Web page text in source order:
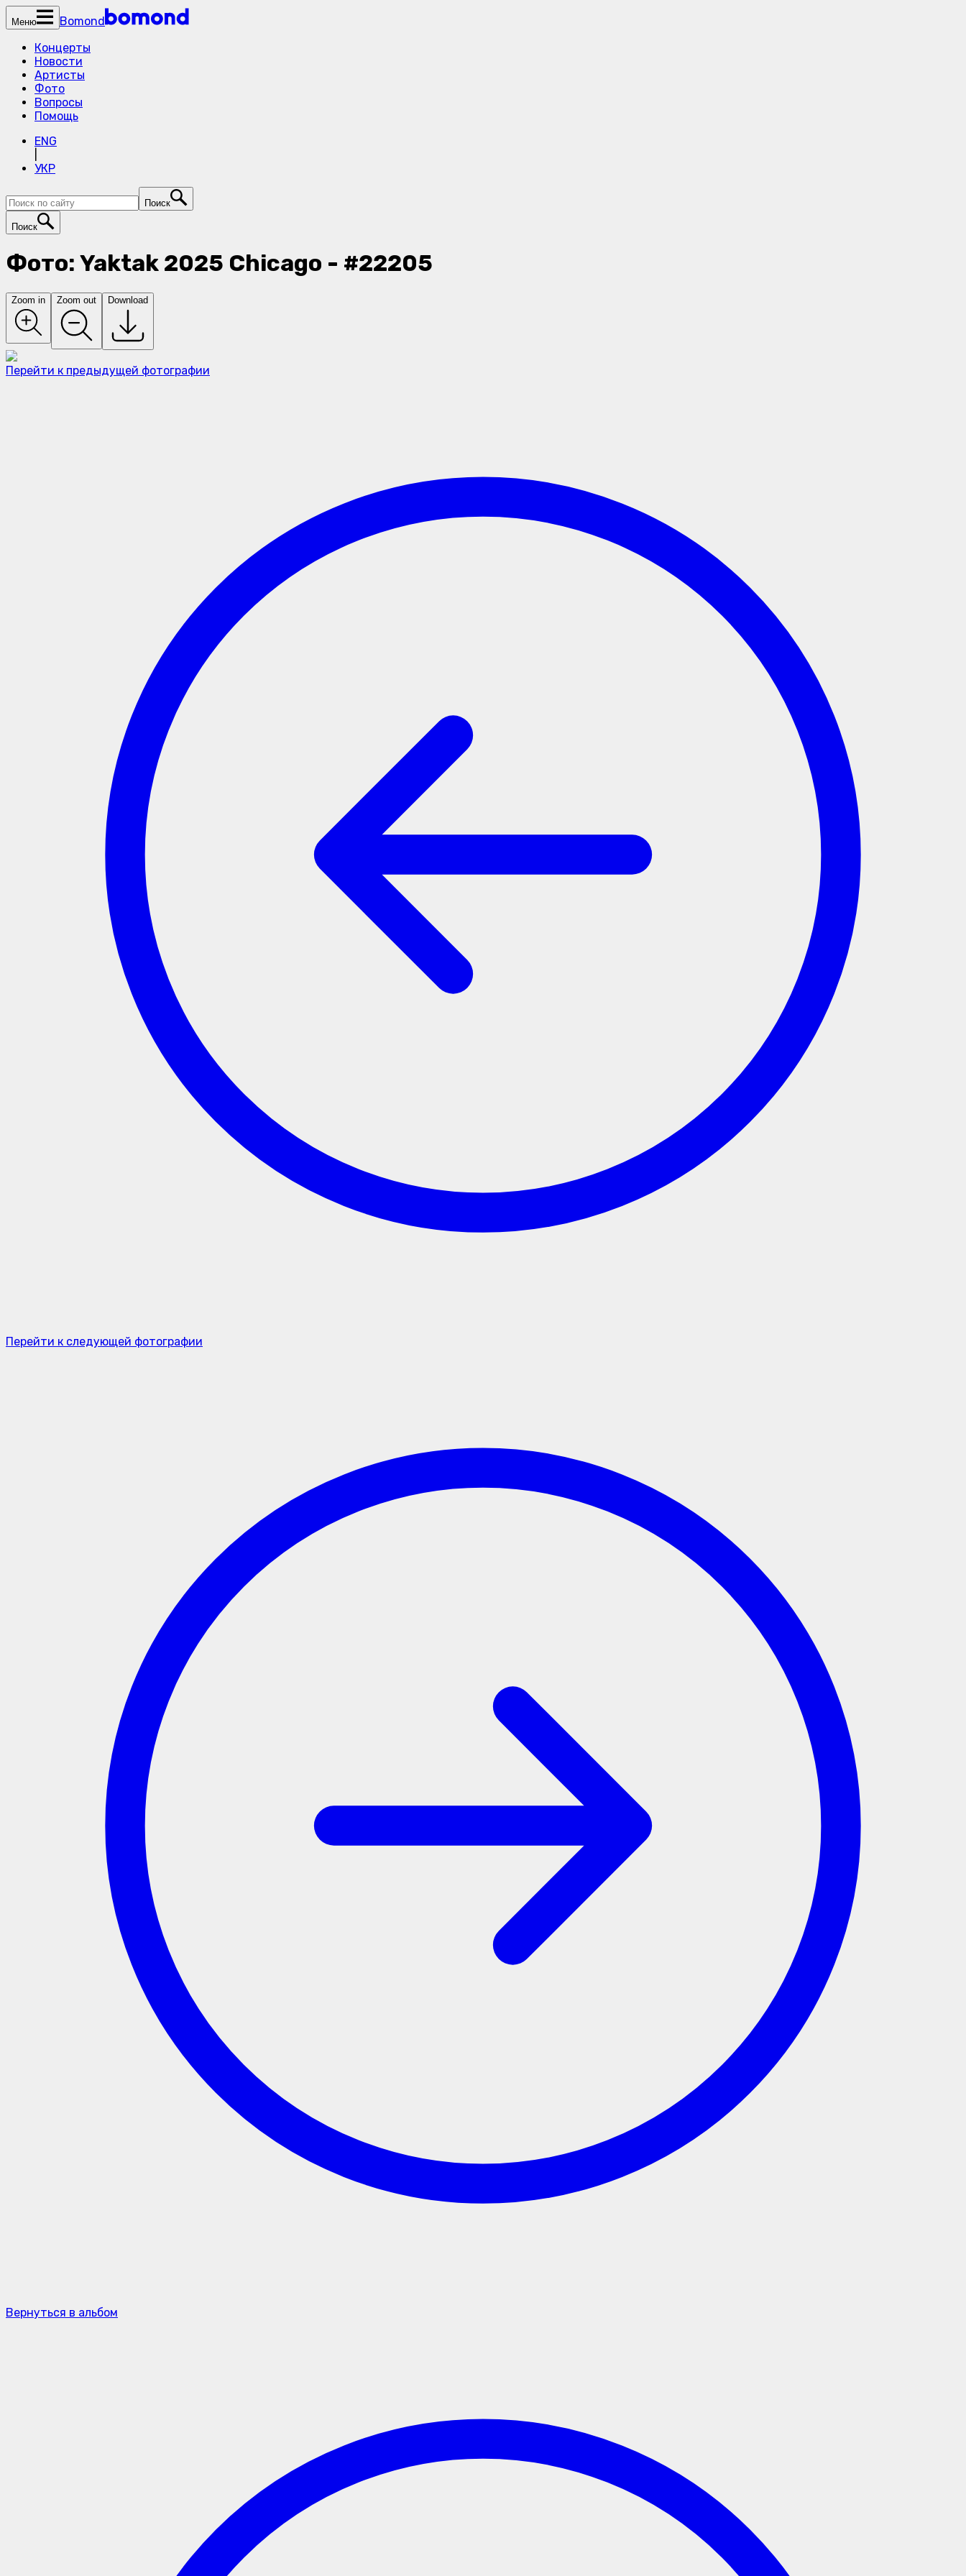
Меню
Bomond
Концерты
Новости
Артисты
Фото
Вопросы
Помощь
ENG
УКР
Поиск
Поиск
Фото: Yaktak 2025 Chicago - #22205
Zoom in Zoom out Download
Перейти к предыдущей фотографии
Перейти к следующей фотографии
Вернуться в альбом